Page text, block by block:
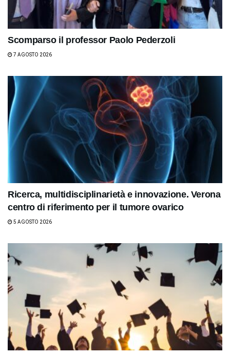
Scomparso il professor Paolo Pederzoli
7 AGOSTO 2026
Ricerca, multidisciplinarietà e innovazione. Verona
centro di riferimento per il tumore ovarico
5 AGOSTO 2026